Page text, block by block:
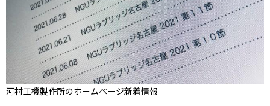
河村工機製作所のホームページ新着情報